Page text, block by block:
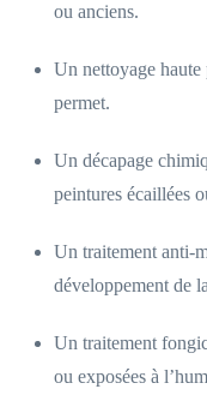
ou anciens.
Un nettoyage haute
permet.
Un décapage
peintures écaillées
Un traitement anti-
développement de
Un traitement
ou exposées à